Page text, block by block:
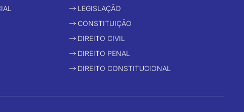
LEGISLAÇÃO
CONSTITUIÇÃO
DIREITO CIVIL
DIREITO PENAL
DIREITO CONSTITUCIONAL